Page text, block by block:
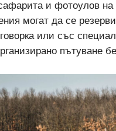
и фотоулов на
могат да се
или със
пътуване